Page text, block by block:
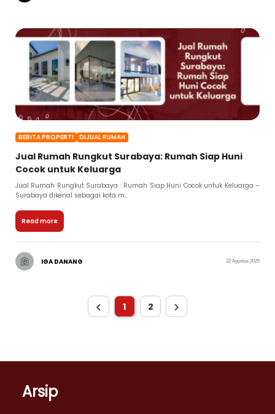
BERITA PROPERTI DIJUAL RUMAH
Jual Rumah Rungkut Surabaya: Rumah Siap Huni
Cocok untuk Keluarga
Jual Rumah Rungkut Surabaya : Rumah Siap Huni Cocok untuk Keluarga –
Surabaya dikenal sebagai kota m...
Read more
IGA DANANG 22 Agustus 2025
1 2
Arsip